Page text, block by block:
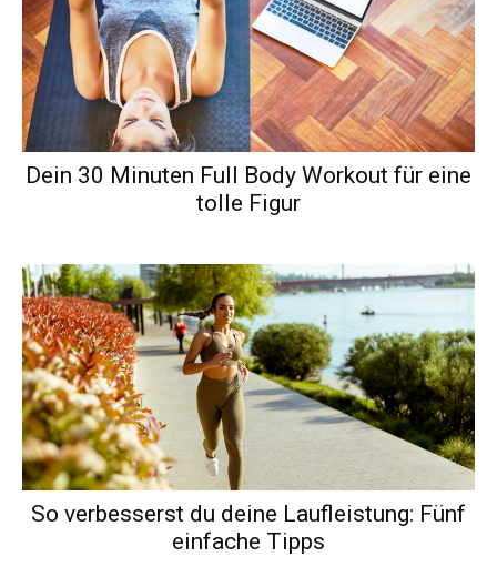
Dein 30 Minuten Full Body Workout für eine
tolle Figur
So verbesserst du deine Laufleistung: Fünf
einfache Tipps